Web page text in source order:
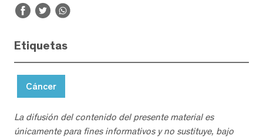
Etiquetas
Cáncer
La difusión del contenido del presente material es
únicamente para fines informativos y no sustituye, bajo